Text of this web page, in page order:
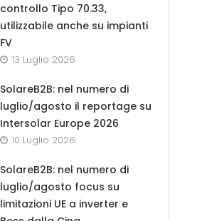
controllo Tipo 70.33,
utilizzabile anche su impianti
FV
13 Luglio 2026
SolareB2B: nel numero di
luglio/agosto il reportage su
Intersolar Europe 2026
10 Luglio 2026
SolareB2B: nel numero di
luglio/agosto focus su
limitazioni UE a inverter e